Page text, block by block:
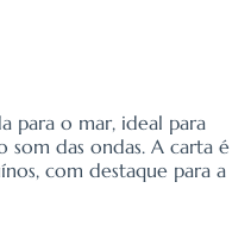
para o mar, ideal para
som das ondas. A carta é
com destaque para a